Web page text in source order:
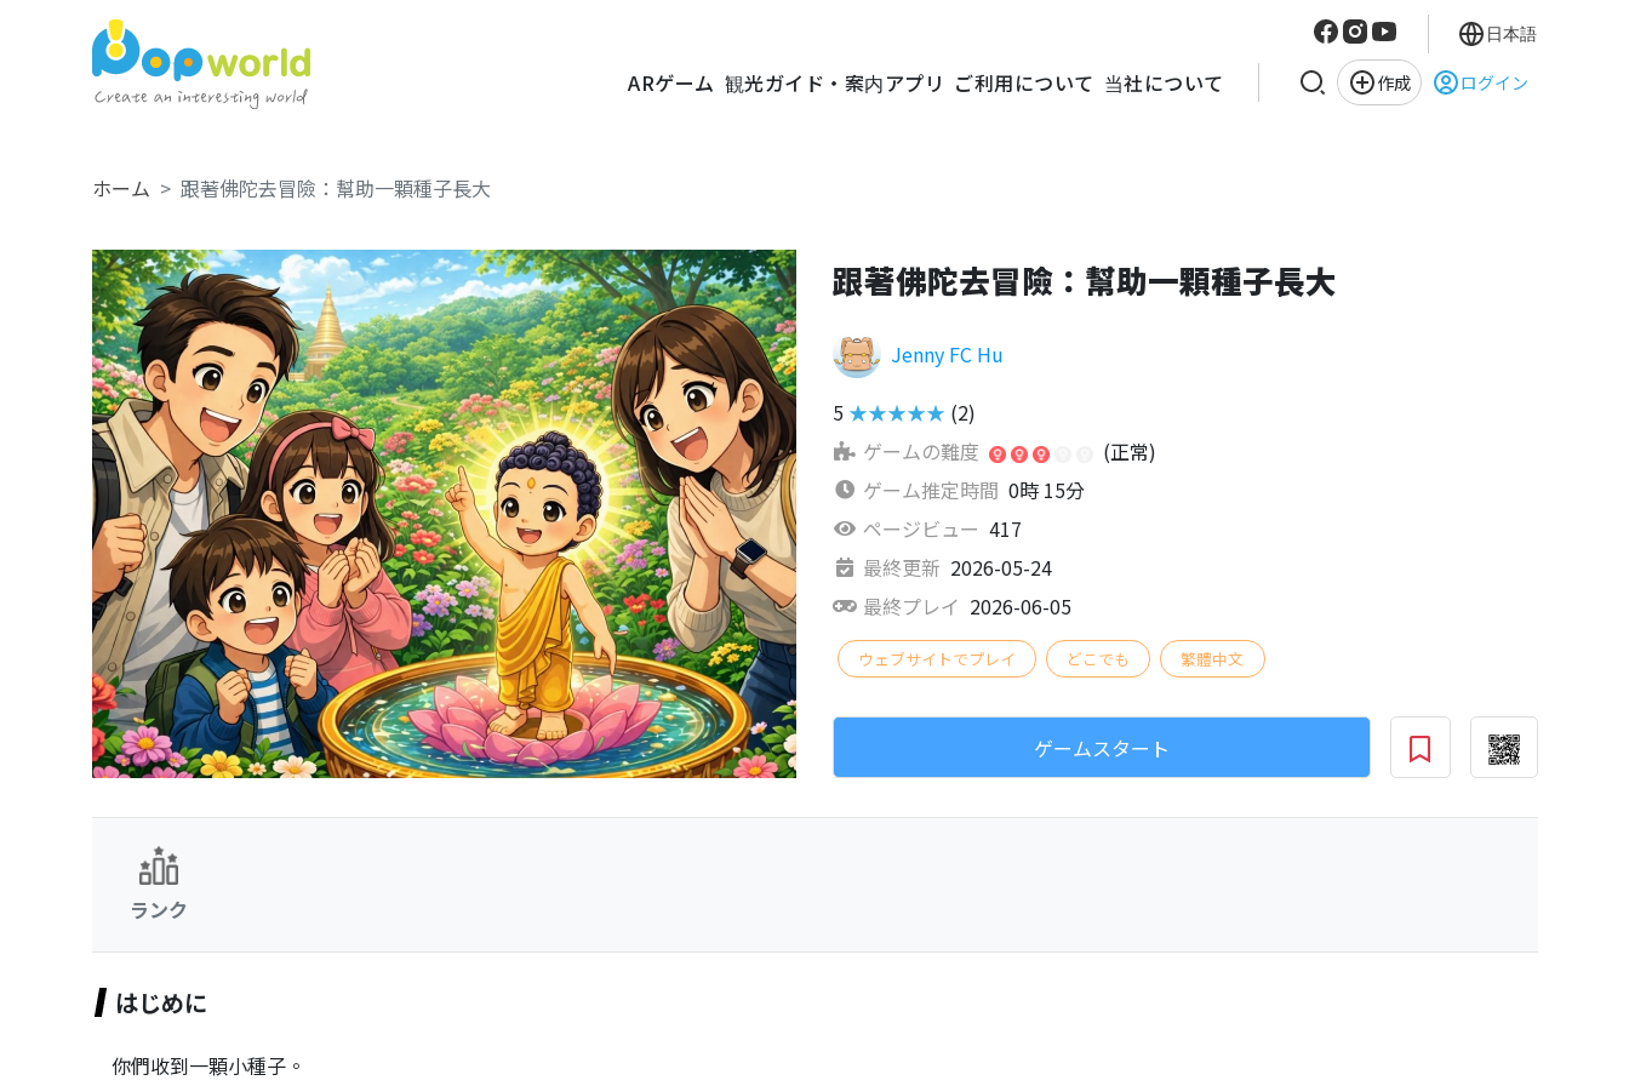
ARゲーム 観光ガイド・案内アプリ ご利用について 当社について 作成 ログイン
日本語
ホーム 跟著佛陀去冒險：幫助一顆種子長大
跟著佛陀去冒險：幫助一顆種子長大
Jenny FC Hu
5 ★★★★★ (2)
ゲームの難度
(正常)
ゲーム推定時間 0時 15分
ページビュー 417
最終更新 2026-05-24
最終プレイ 2026-06-05
ウェブサイトでプレイ どこでも 繁體中文
ゲームスタート
ランク
はじめに
你們收到一顆小種子。